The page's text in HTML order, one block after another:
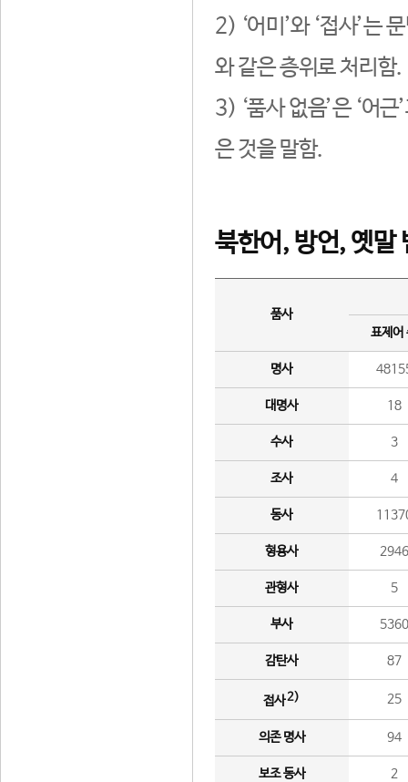
2) ‘어미’와 ‘접사’는
와 같은 층위로 처리함.
3) ‘품사 없음’은 ‘어
은 것을 말함.
북한어, 방언, 옛말
품사
표제어
명사
대명사 18
수사 3
조사 4
동사
형용사 2946
관형사 5
부사 5360
감탄사 87
접사2) 25
의존 명사 94
보조 동사 2